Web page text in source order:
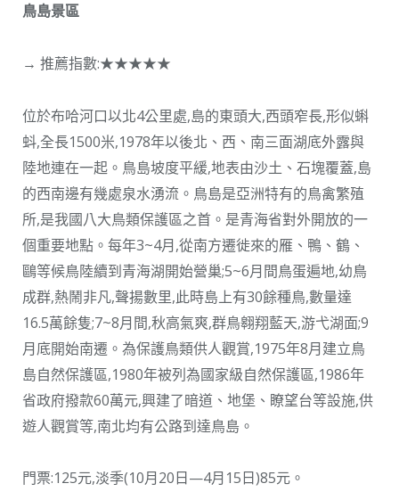
鳥島景區
→ 推薦指數:★★★★★
位於布哈河口以北4公里處,島的東頭大,西頭窄長,形似蝌
蚪,全長1500米,1978年以後北、西、南三面湖底外露與
陸地連在一起。鳥島坡度平緩,地表由沙土、石塊覆蓋,島
的西南邊有幾處泉水湧流。鳥島是亞洲特有的鳥禽繁殖
所,是我國八大鳥類保護區之首。是青海省對外開放的一
個重要地點。每年3~4月,從南方遷徙來的雁、鴨、鶴、
鷗等候鳥陸續到青海湖開始營巢;5~6月間鳥蛋遍地,幼鳥
成群,熱鬧非凡,聲揚數里,此時島上有30餘種鳥,數量達
16.5萬餘隻;7~8月間,秋高氣爽,群鳥翱翔藍天,游弋湖面;9
月底開始南遷。為保護鳥類供人觀賞,1975年8月建立鳥
島自然保護區,1980年被列為國家級自然保護區,1986年
省政府撥款60萬元,興建了暗道、地堡、瞭望台等設施,供
遊人觀賞等,南北均有公路到達鳥島。
門票:125元,淡季(10月20日—4月15日)85元。